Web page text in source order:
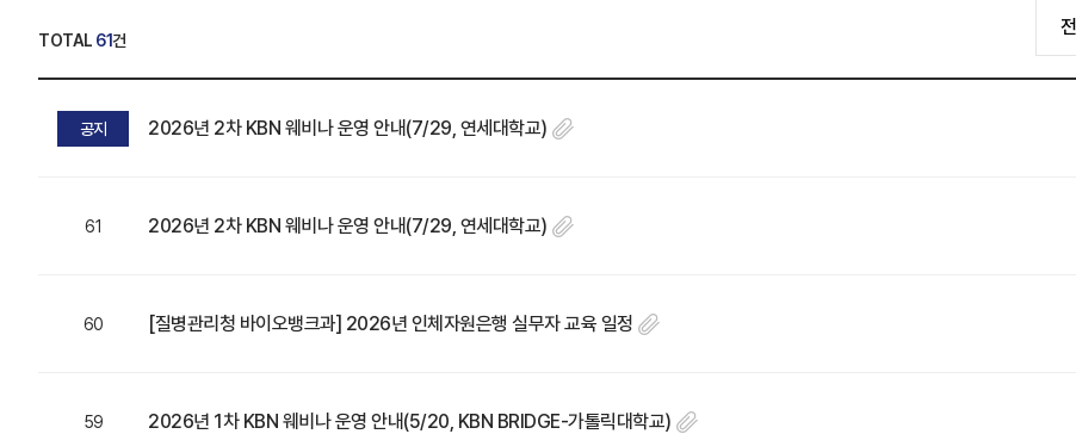
TOTAL 61건
공지 2026년 2차 KBN 웨비나 운영 안내(7/29, 연세대학교)
61 2026년 2차 KBN 웨비나 운영 안내(7/29, 연세대학교)
60 [질병관리청 바이오뱅크과] 2026년 인체자원은행 실무자 교육 일정
59 2026년 1차 KBN 웨비나 운영 안내(5/20, KBN BRIDGE-가톨릭대학교)